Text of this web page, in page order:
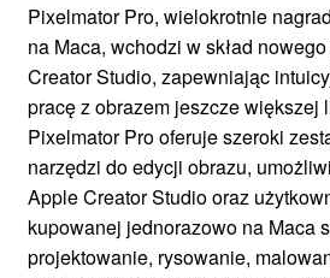
Pixelmator Pro, wielokrotnie
na Maca, wchodzi w skład
Creator Studio, zapewniając
pracę z obrazem jeszcze większej
Pixelmator Pro oferuje szeroki
narzędzi do edycji obrazu,
Apple Creator Studio oraz
kupowanej jednorazowo na Maca
projektowanie, rysowanie,